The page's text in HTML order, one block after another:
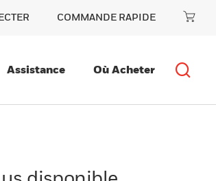
COMMANDE RAPIDE
Assistance Où Acheter